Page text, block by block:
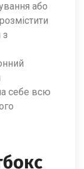
або
з
себе всю